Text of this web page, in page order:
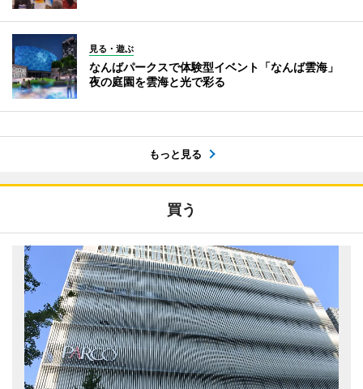
見る・遊ぶ
なんばパークスで体験型イベント「なんば雲海」
夜の庭園を雲海と光で彩る
もっと見る
買う